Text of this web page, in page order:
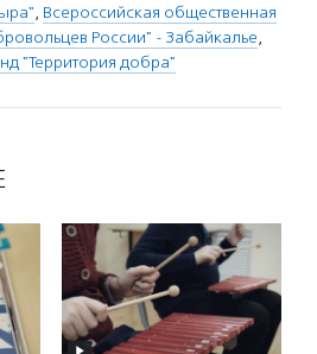
, Всероссийская общественная
России" - Забайкалье,
"Территория добра"